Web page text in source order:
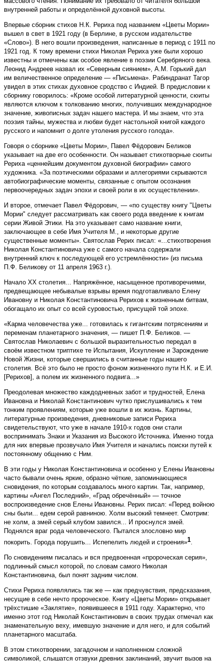
внутренней работы и определённой духовной высоты.
Впервые сборник стихов Н.К. Рериха под названием «Цветы Мории»
вышел в свет в 1921 году (в Берлине, в русском издательстве
«Слово»). В него вошли произведения, написанные в период с 1911 по
1921 год. К тому времени стихи Николая Рериха уже были хорошо
известны и отмечены как особое явление в поэзии Серебряного века.
Леонид Андреев назвал их «Северным сиянием», А.М. Горький дал
им величественное определение — «Письмена». Рабиндранат Тагор
увидел в этих стихах духовное сродство с Индией. В предисловии к
сборнику говорилось: «Кроме особой литературной ценности, сюиты
являются ключом к толкованию многих, получивших международное
значение, живописных задач нашего мастера. И мы знаем, что эта
поэзия тайны, мужества и любви будет настольной книгой каждого
русского и напомнит о долге утоления русского голода».
Говоря о сборни­ке «Цветы Мории», Павел Фёдорович Беликов
указывает на две его особенности. Он называет стихотворные сюиты
Рериха «ценнейшим документом духовной биографии» самого
художника. «За поэтическими образами и аллегориями скрываются
автобиографические моменты, связанные с опытом осознания
первоочередных задач эпохи и своей роли в их осуществлении».
И второе, отмечает Павел Фёдорович, — «по существу книгу "Цветы
Мории" следует рассматривать как своего рода введение к книгам
серии Живой Этики. На это указывает само название книги,
заключающее в себе Имя Учителя М., и некоторые другие
существенные моменты». Святослав Рерих писал: «...стихотворения
Николая Константиновича уже с самого начала содержали
внутренний ключ к последующей его устремлённости» (из письма
П.Ф. Беликову от 11 апреля 1963 г.).
Начало XX столетия... Напряжённое, насыщенное противоречиями,
предвещающее небывалые взрывы время подготавливало Елену
Ивановну и Николая Константиновича Рерихов к жизненным битвам,
обогащало их опыт со всей суровостью, присущей той эпохе.
«Карма человечества уже... готовилась к гигантским потрясениям и
переменам планетарного значения, — пишет П.Ф. Беликов. —
Святослав Николаевич с большой выразительностью передал в
своём известном триптихе те Испытания, Искупление и Зарождение
Новой Жизни, которые свершились в считанные годы нашего
столетия. Всё это было не просто фоном жизненного пути Н.К. и Е.И.
[Рерихов], а полем их жизненного подвига...»
Преодолевая множество каждодневных забот и трудностей, Елена
Ивановна и Николай Константинович чутко прислушивались к тем
тонким проявлениям, которые уже вошли в их жизнь. Картины,
литературные произведения, дневниковые записи Рериха
свидетельствуют, что уже в начале 1910-х годов они стали
воспринимать Знаки и Указания из Высокого Источника. Именно тогда
для них впервые прозвучало Имя Учителя и начались поиски путей к
постоянному общению с Ним.
В эти годы у Николая Константиновича и особенно у Елены Ивановны
часто бывали очень яркие, образно чёткие, запоминающиеся
сновидения, по которым создавалось много картин. Так, например,
картины «Ангел Последний», «Град обречённый» — точное
воспроизведение снов Елены Ивановны. Рерих писал: «Перед войною
сны были... едем серой равниною. Холм высокий темнеет. Смотрим:
не холм, а змей серый клубом завился... И проснулся змей.
Поднялся враг рода человеческого. Пытался злословно мир
покорить. Города порушить... Испепелить людей и строения»1.
По сновидениям писалась и вся предвоенная «про­роческая серия»,
подлинный смысл которой, по словам самого Николая
Константиновича, был понят задним числом.
Стихи Рериха появлялись так же — как предчувствия, предсказания,
несущие в себе нечто пророческое. Книгу «Цветы Мории» открывает
трёхстишие «Заклятие», появившееся в 1911 году. Характерно, что
именно этот год Николай Константинович в своих трудах отмечал как
знаменательную веху, имевшую значение и для него, и для событий
планетарного масштаба.
В этом стихотворении, загадочном и наполненном сложной
символикой, слышатся отзвуки древних заклинаний, звучит вызов на